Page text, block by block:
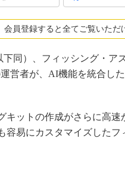
会員登録すると全てご覧いただ
同）、フィッシング・ア
運営者が、AI機能を統合し
ットの作成がさらに高速
容易にカスタマイズしたフ